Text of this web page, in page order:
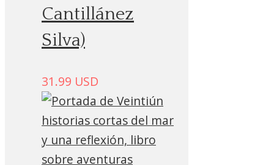
Cantillánez
Silva)
31.99 USD